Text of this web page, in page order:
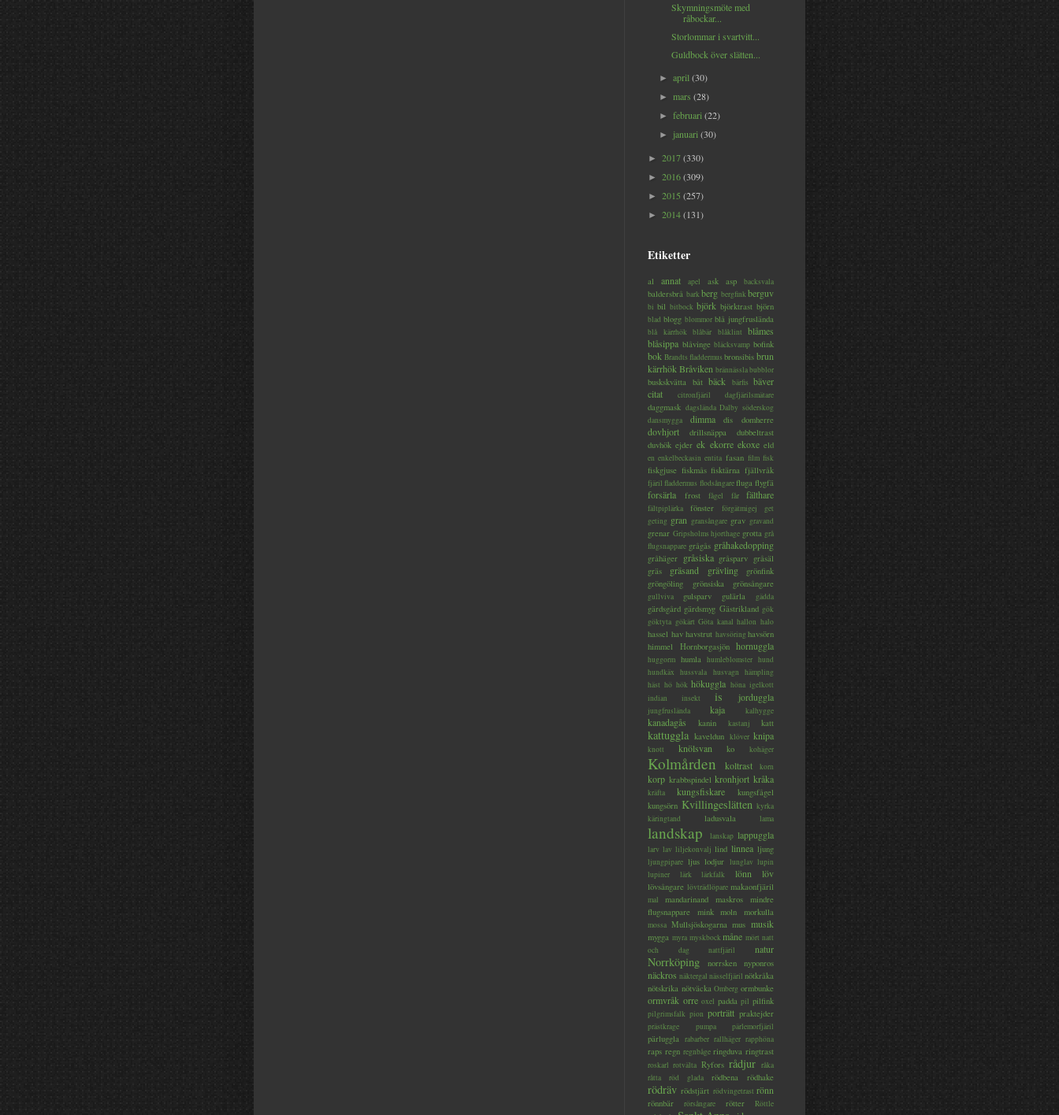
Skymningsmöte med
råbockar...
Storlommar i svartvitt...
Guldbock över slätten...
►april(30)
►mars(28)
►februari(22)
► januari(30)
► 2017(330)
► 2016(309)
► 2015 (257)
► 2014(131)
Etiketter
al annat apel ask asp backsvala
baldersbrå barkberg bergfinkberguv
bi bil bitbock björk björktrast björn
blad blogg blommor blå jungfruslända
blå kärrhök blåbär blåklint
blåmes
blåsippa blåvinge bläcksvamp bofink
bok Brandts fladdermus bronsibis brun
kärrhök Bråviken brännässlabubblor
buskskvätta båt bäck bärfis bäver
citat
citronfjäril dagfjärilsmätare
daggmask dagslända Dalby söderskog
dansmygga
dimma dis domherre
dovhjort drillsnäppa
dubbeltrast
duvhök ejder ek ekorre ekoxe eld
en enkelbeckasin entita fasan film fisk
fiskgjuse fiskmås fisktärna fjällvråk
fjäril fladdermus flodsångarefluga flygfä
forsärla frost fågel får fälthare
fältpiplärka fönster förgätmigej
get
geting gran gransångare grav gravand
grenar Gripsholms hjorthage grotta grå
flugsnappare grågås gråhakedopping
gråhäger gråsiska gråsparv gråsäl
gräs
gräsand grävling
grönfink
gröngöling
grönsiska grönsångare
gullviva gulsparv gulärla gädda
gärdsgård gärdsmyg Gästrikland gök
göktyta gökärt Göta kanal hallon halo
hassel hav havstrut havsöring havsörn
himmel
Hornborgasjön hornuggla
huggorm humla humleblomster hund
hundkäx
hussvala husvagn
hämpling
häst hö hök hökuggla höna igelkott
indian
insekt is jorduggla
jungfruslända kaja kalhygge
kanadagås kanin kastanj katt
kattuggla kaveldun klöver knipa
knott knölsvan ko kohäger
Kolmården koltrast korn
korp krabbspindel kronhjort kråka
kräfta kungsfiskare
kungsfågel
kungsörn Kvillingeslätten kyrka
käringtand
ladusvala lama
landskap lanskap lappuggla
larv lav liljekonvalj lind linnea ljung
ljungpipare ljus lodjur lunglav lupin
lupiner
lärk lärkfalk lönn löv
lövsångare lövträdlöpare makaonfjäril
mal mandarinand maskros
mindre
flugsnappare
mink moln morkulla
mossa Mullsjöskogarna mus musik
mygga myra myskbock måne mört natt
och dag
nattfjäril natur
Norrköping norrsken nyponros
näckros näktergal nässelfjäril nötkråka
nötskrika nötväcka Omberg ormbunke
ormvråk orre oxel padda pil pilfink
pilgrimsfalk pion porträtt praktejder
prästkrage pumpa pärlemorfjäril
pärluggla rabarber rallhäger rapphöna
raps regn regnbåge ringduva ringtrast
roskarl rotvälta Ryfors rådjur råka
råtta
röd glada rödbena rödhake
rödräv rödstjärt rödvingetrast rönn
rönnbär rörsångare rötter
Röttle